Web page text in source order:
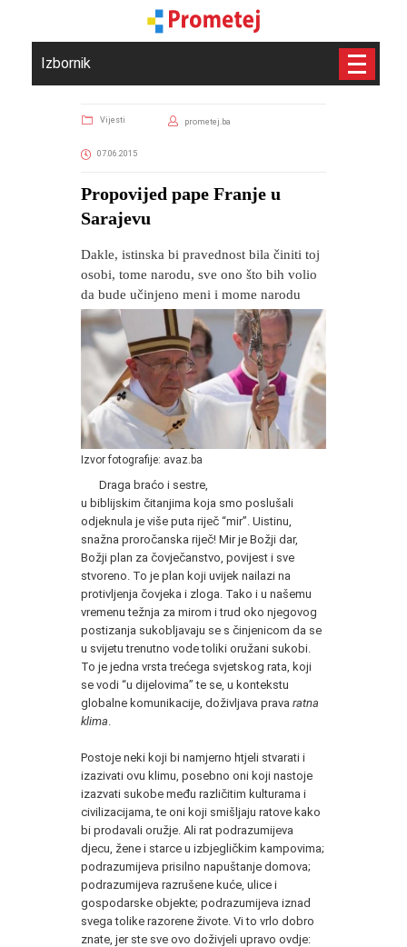
Izbornik
Vijesti prometej.ba
07.06.2015
Propovijed pape Franje u
Sarajevu
Dakle, istinska bi pravednost bila činiti toj
osobi, tome narodu, sve ono što bih volio
da bude učinjeno meni i mome narodu
Izvor fotografije: avaz.ba
Draga braćo i sestre,
u biblijskim čitanjima koja smo poslušali
odjeknula je više puta riječ “mir”. Uistinu,
snažna proročanska riječ! Mir je Božji dar,
Božji plan za čovječanstvo, povijest i sve
stvoreno. To je plan koji uvijek nailazi na
protivljenja čovjeka i zloga. Tako i u našemu
vremenu težnja za mirom i trud oko njegovog
postizanja sukobljavaju se s činjenicom da se
u svijetu trenutno vode toliki oružani sukobi.
To je jedna vrsta trećega svjetskog rata, koji
se vodi “u dijelovima” te se, u kontekstu
globalne komunikacije, doživljava prava ratna
klima
Postoje neki koji bi namjerno htjeli stvarati i
izazivati ovu klimu, posebno oni koji nastoje
izazvati sukobe među različitim kulturama i
civilizacijama, te oni koji smišljaju ratove kako
bi prodavali oružje. Ali rat podrazumijeva
djecu, žene i starce u izbjegličkim kampovima;
podrazumijeva prisilno napuštanje domova;
podrazumijeva razrušene kuće, ulice i
gospodarske objekte; podrazumijeva iznad
svega tolike razorene živote. Vi to vrlo dobro
znate, jer ste sve ovo doživjeli upravo ovdje: